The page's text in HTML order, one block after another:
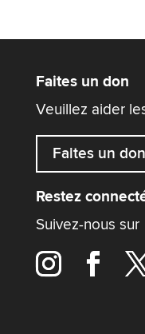
Faites un don
Veuillez aider
Faites un don
Restez
Suivez-nous sur